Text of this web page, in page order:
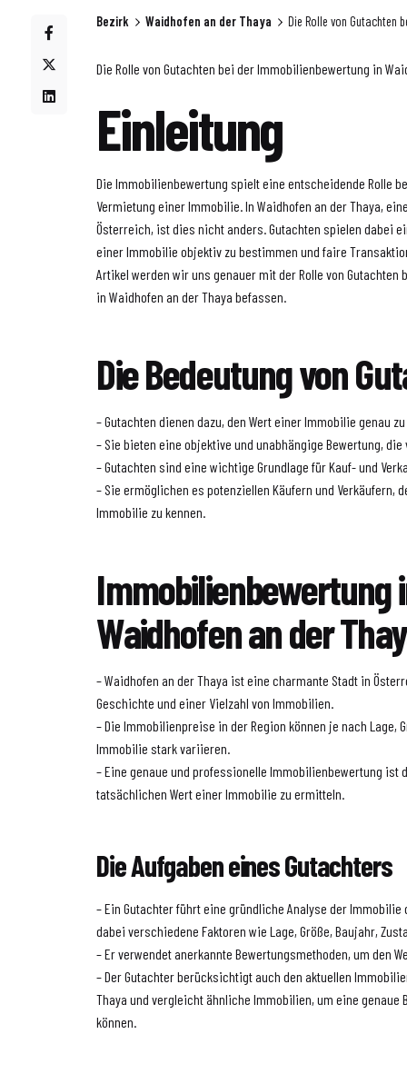
Bezirk Waidhofen an der Thaya Die Rolle von Gutachten
Die Rolle von Gutachten bei der Immobilienbewertung in
Einleitung
Die Immobilienbewertung spielt eine entscheidende Rolle
Vermietung einer Immobilie. In Waidhofen an der Thaya,
Österreich, ist dies nicht anders. Gutachten spielen dabei
einer Immobilie objektiv zu bestimmen und faire
Artikel werden wir uns genauer mit der Rolle von
in Waidhofen an der Thaya befassen.
Die Bedeutung von
– Gutachten dienen dazu, den Wert einer Immobilie genau
– Sie bieten eine objektive und unabhängige Bewertung, die
– Gutachten sind eine wichtige Grundlage für Kauf- und
– Sie ermöglichen es potenziellen Käufern und Verkäufern,
Immobilie zu kennen.
Immobilienbewertung
Waidhofen an der
– Waidhofen an der Thaya ist eine charmante Stadt in
Geschichte und einer Vielzahl von Immobilien.
– Die Immobilienpreise in der Region können je nach Lage,
Immobilie stark variieren.
– Eine genaue und professionelle Immobilienbewertung ist
tatsächlichen Wert einer Immobilie zu ermitteln.
Die Aufgaben eines Gutachters
– Ein Gutachter führt eine gründliche Analyse der
dabei verschiedene Faktoren wie Lage, Größe, Baujahr,
– Er verwendet anerkannte Bewertungsmethoden, um den
– Der Gutachter berücksichtigt auch den aktuellen
Thaya und vergleicht ähnliche Immobilien, um eine genaue
können.